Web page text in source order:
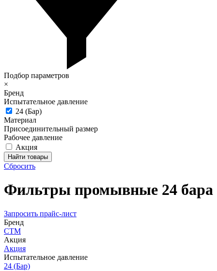
Фильтры промывные 24 бара
Запросить прайс-лист
Бренд
СТМ
Акция
Акция
Испытательное давление
24 (Бар)
Подбор параметров
×
Бренд
Испытательное давление
24 (Бар)
Материал
Присоединительный размер
Рабочее давление
Акция
Сбросить